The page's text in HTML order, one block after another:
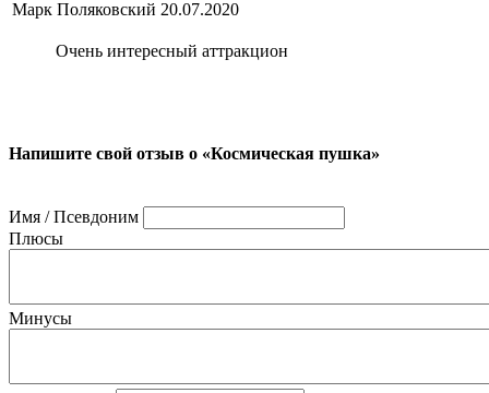
Марк Поляковский 20.07.2020
Очень интересный аттракцион
Напишите свой отзыв о «Космическая пушка»
Имя / Псевдоним
Плюсы
Минусы